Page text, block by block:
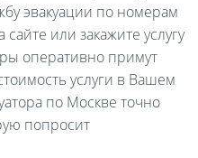
эвакуации по номерам
или закажите услугу
оперативно примут
услуги в Вашем
по Москве точно
попросит